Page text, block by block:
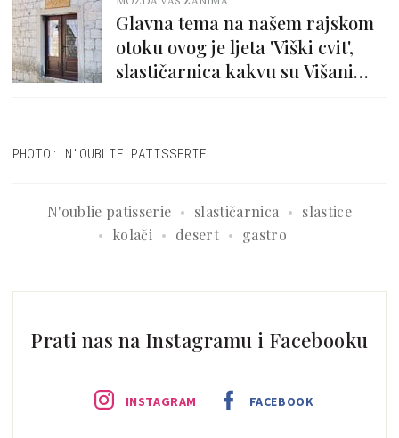
Glavna tema na našem rajskom
otoku ovog je ljeta 'Viški cvit',
slastičarnica kakvu su Višani
PHOTO: N'OUBLIE PATISSERIE
N'oublie patisserie slastičarnica
slastice
kolači
desert gastro
Prati nas na Instagramu i Facebooku
INSTAGRAM FACEBOOK